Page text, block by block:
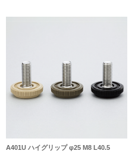
A401U ハイグリップ φ25 M8 L40.5